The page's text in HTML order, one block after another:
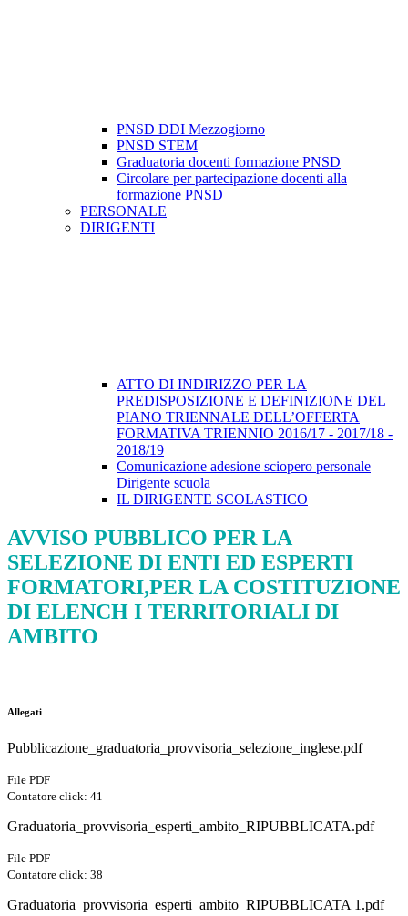
PNSD DDI Mezzogiorno
PNSD STEM
Graduatoria docenti formazione PNSD
Circolare per partecipazione docenti alla
formazione PNSD
PERSONALE
DIRIGENTI
ATTO DI INDIRIZZO PER LA
PREDISPOSIZIONE E DEFINIZIONE DEL
PIANO TRIENNALE DELL’OFFERTA
FORMATIVA TRIENNIO 2016/17 - 2017/18 -
2018/19
Comunicazione adesione sciopero personale
Dirigente scuola
IL DIRIGENTE SCOLASTICO
AVVISO PUBBLICO PER LA
SELEZIONE DI ENTI ED ESPERTI
FORMATORI,PER LA COSTITUZIONE
DI ELENCH I TERRITORIALI DI
AMBITO
Allegati
Pubblicazione_graduatoria_provvisoria_selezione_inglese.pdf
File PDF
Contatore click: 41
Graduatoria_provvisoria_esperti_ambito_RIPUBBLICATA.pdf
File PDF
Contatore click: 38
Graduatoria_provvisoria_esperti_ambito_RIPUBBLICATA 1.pdf